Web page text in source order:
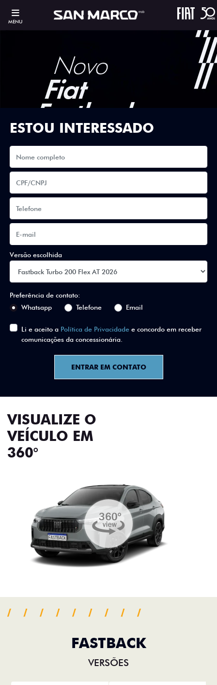
MENU
ESTOU INTERESSADO
Versão escolhida
Preferência de contato:
Whatsapp
Telefone Email
Li e aceito a Política de Privacidade e concordo em receber
comunicações da concessionária.
ENTRAR EM CONTATO
VISUALIZE O
VEÍCULO EM
360°
FASTBACK
VERSÕES